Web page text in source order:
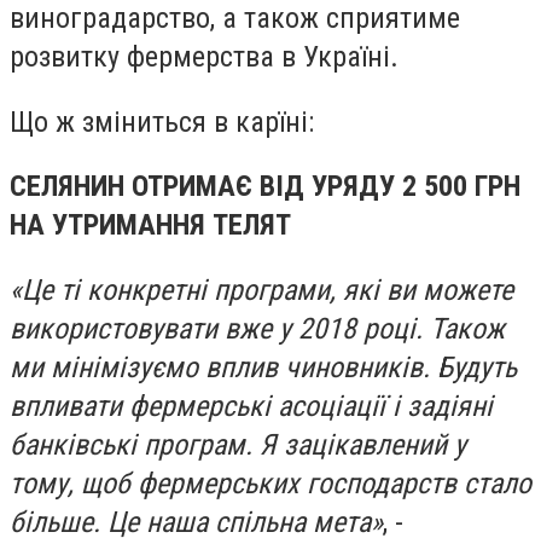
виноградарство, а також сприятиме
розвитку фермерства в Україні.
Що ж зміниться в карїні:
СЕЛЯНИН ОТРИМАЄ ВІД УРЯДУ 2 500 ГРН
НА УТРИМАННЯ ТЕЛЯТ
«Це ті конкретні програми, які ви можете
використовувати вже у 2018 році. Також
ми мінімізуємо вплив чиновників. Будуть
впливати фермерські асоціації і задіяні
банківські програм. Я зацікавлений у
тому, щоб фермерських господарств стало
більше. Це наша спільна мета», -